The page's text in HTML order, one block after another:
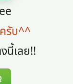
รับ^^
นี้เลย!!